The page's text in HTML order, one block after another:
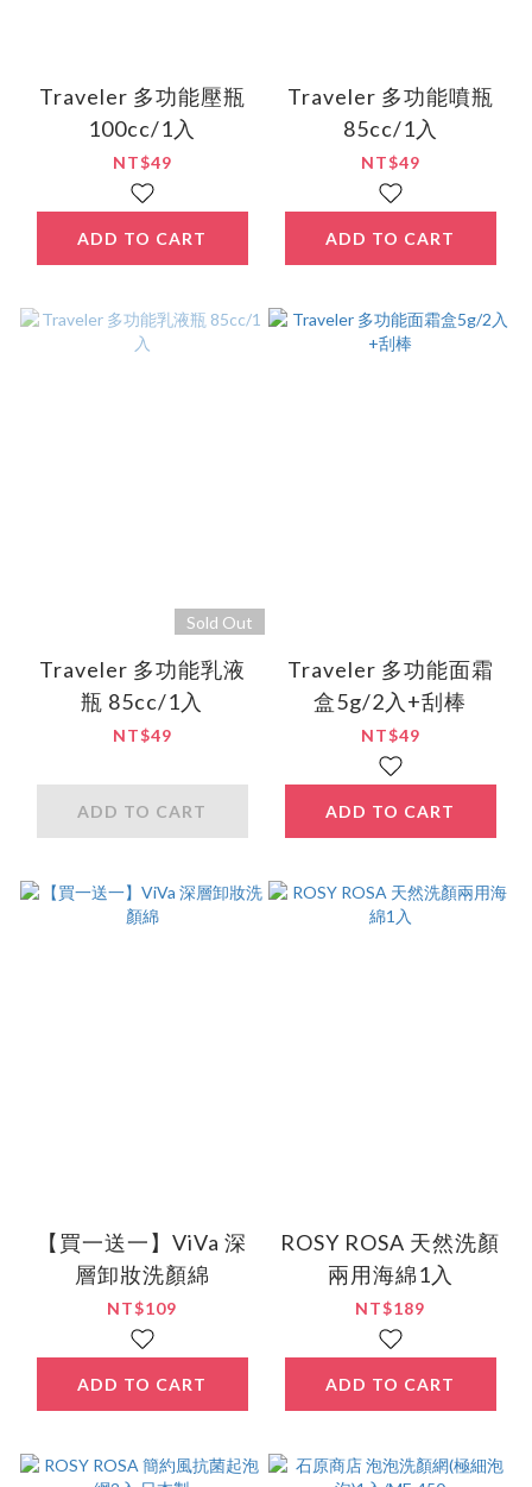
Traveler 多功能壓瓶
100cc/1入
NT$49
ADD TO CART
Traveler 多功能噴瓶
85cc/1入
NT$49
ADD TO CART
Sold Out
Traveler 多功能乳液
瓶 85cc/1入
NT$49
ADD TO CART
Traveler 多功能面霜
盒5g/2入+刮棒
NT$49
ADD TO CART
【買一送一】ViVa 深
層卸妝洗顏綿
NT$109
ADD TO CART
ROSY ROSA 天然洗顏
兩用海綿1入
NT$189
ADD TO CART